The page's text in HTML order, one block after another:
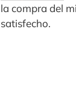
la compra del
satisfecho.